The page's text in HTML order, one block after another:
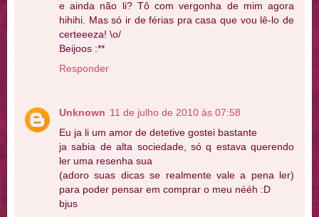
e ainda não li? Tô com vergonha de mim agora
hihihi. Mas só ir de férias pra casa que vou lê-lo de
certeeeza! \o/
Beijoos :**
Responder
Unknown 11 de julho de 2010 às 07:58
Eu ja li um amor de detetive gostei bastante
ja sabia de alta sociedade, só q estava querendo
ler uma resenha sua
(adoro suas dicas se realmente vale a pena ler)
para poder pensar em comprar o meu nééh :D
bjus